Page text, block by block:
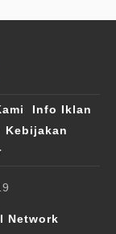
Info Iklan
Kebijakan
Network